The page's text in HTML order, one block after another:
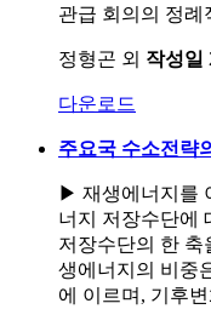
관급 회의의 정례
정형곤 외 작성일
다운로드
주요국 수소전략
▶ 재생에너지를
너지 저장수단에
저장수단의 한 축
생에너지의 비중
에 이르며, 기후변